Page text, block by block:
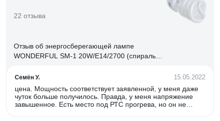
22 отзыва
Отзыв об энергосберегающей лампе
WONDERFUL SM-1 20W/E14/2700 (спираль)
Семён У. 15.05.2022
цена. Мощность соответствует заявленной, у меня даже
чуток больше получилось. Правда, у меня напряжение
завышенное. Есть место под РТС прогрева, но он не